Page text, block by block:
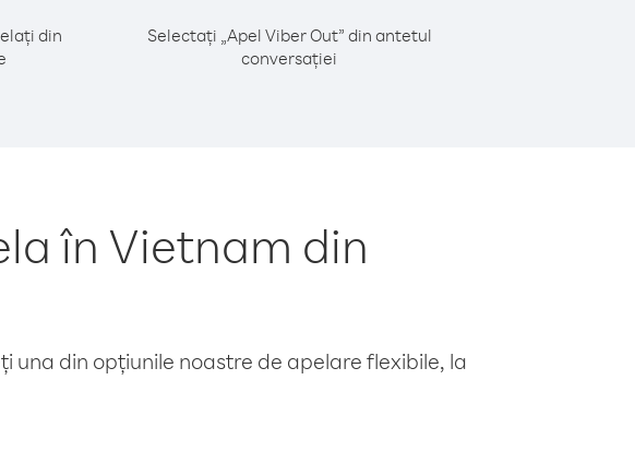
din
Selectați „Apel Viber Out” din antetul
conversației
în Vietnam din
una din opțiunile noastre de apelare flexibile, la